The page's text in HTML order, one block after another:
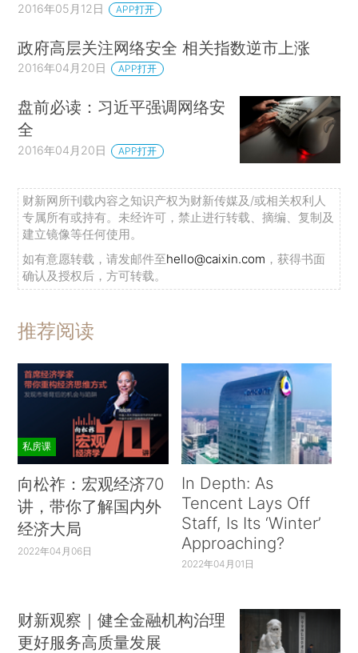
2016年05月12日 APP打开
政府高层关注网络安全 相关指数逆市上涨
2016年04月20日 APP打开
盘前必读：习近平强调网络安
全
2016年04月20日 APP打开
财新网所刊载内容之知识产权为财新传媒及/或相关权利人
专属所有或持有。未经许可，禁止进行转载、摘编、复制及
建立镜像等任何使用。
如有意愿转载，请发邮件至hello@caixin.com ，获得书面
确认及授权后，方可转载。
推荐阅读
私房课
向松祚：宏观经济70
讲，带你了解国内外
经济大局
2022年04月06日
In Depth: As
Tencent Lays Off
Staff, Is Its ‘Winter’
Approaching?
2022年04月01日
财新观察｜健全金融机构治理
更好服务高质量发展